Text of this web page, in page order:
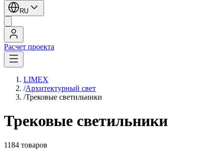
RU
Расчет проекта
LIMEX
/Архитектурный свет
/Трековые светильники
Трековые светильники
1184 товаров